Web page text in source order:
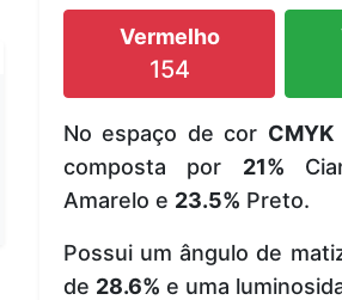
Vermelho
154
No espaço de cor CMYK
composta por 21%
Amarelo e 23.5% Preto.
Possui um ângulo de
de 28.6% e uma